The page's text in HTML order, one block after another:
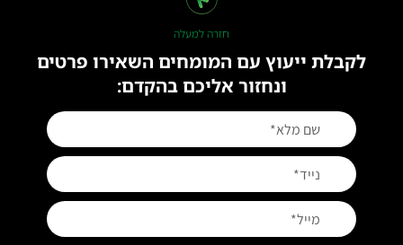
חזרה למעלה
לקבלת ייעוץ עם המומחים השאירו פרטים
ונחזור אליכם בהקדם: